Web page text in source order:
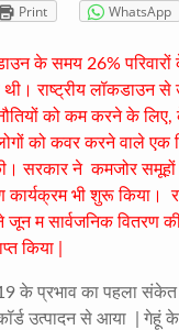
Print WhatsApp
के समय 26%
राष्ट्रीय लॉकडाउन से
को कम करने के
को कवर करने वाले एक
सरकार ने कमजोर
भी शुरू किया।
जून म सार्वजनिक वितरण
किया |
के प्रभाव का पहला संकेत
उत्पादन से आया | गेहूं के